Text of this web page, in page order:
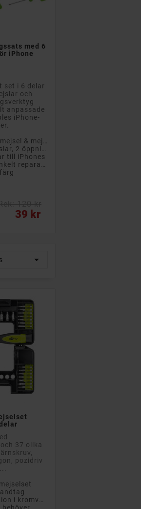
med 6
iPhone
set i 6 delar
och
anpassade
iPhone-
till iPhones
39 kr

37 olika
pozidriv